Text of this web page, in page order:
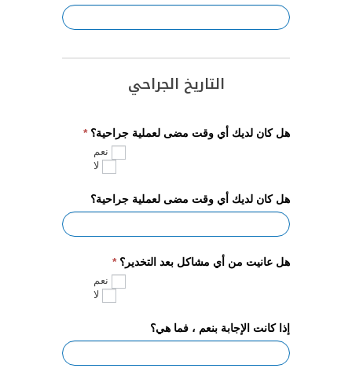
التاريخ الجراحي
هل كان لديك أي وقت مضى لعملية جراحية؟*
نعم
لا
هل كان لديك أي وقت مضى لعملية جراحية؟
هل عانيت من أي مشاكل بعد التخدير؟*
نعم
لا
إذا كانت الإجابة بنعم ، فما هي؟